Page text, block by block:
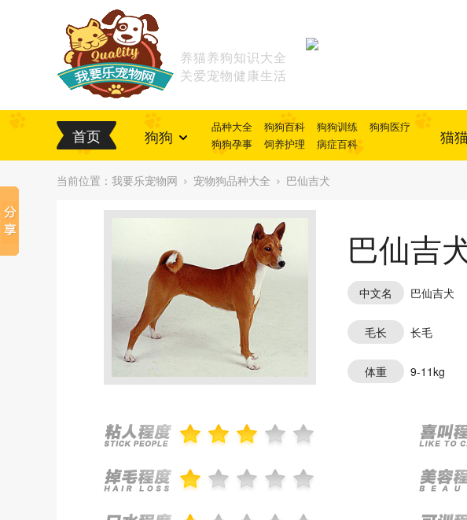
养猫养狗知识大全
关爱宠物健康生活
首页 狗狗 品种大全 狗狗百科 狗狗训练
狗狗医疗
狗狗孕事
饲养护理 病症百科 猫
当前位置： 我要乐宠物网 宠物狗品种大全 巴仙吉犬
巴仙吉
中文名 巴仙吉犬
毛长 长毛
体重 9-11kg